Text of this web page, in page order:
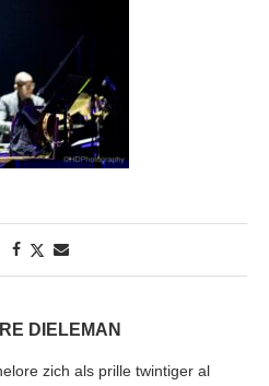
DIELEMAN
zich als prille twintiger al